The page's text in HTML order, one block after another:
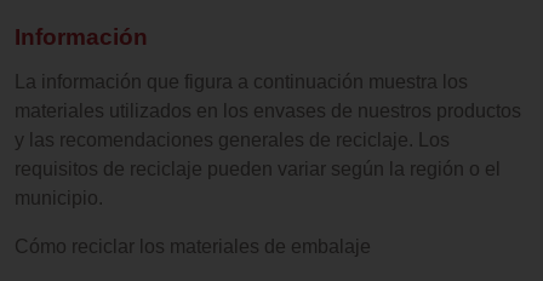
Información
La información que figura a continuación muestra los
materiales utilizados en los envases de nuestros productos
y las recomendaciones generales de reciclaje. Los
requisitos de reciclaje pueden variar según la región o el
municipio.
Cómo reciclar los materiales de embalaje